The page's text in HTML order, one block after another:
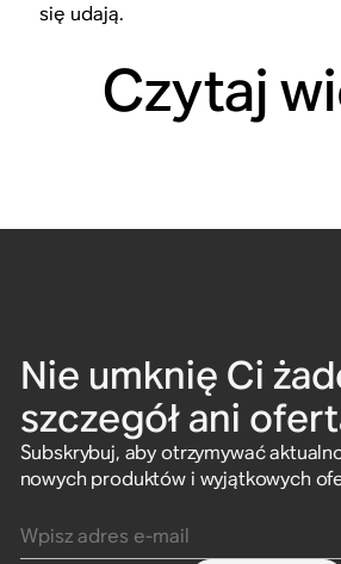
się udają.
Czytaj
Nie umknię Ci
szczegół ani
Subskrybuj, aby otrzymywać
nowych produktów i wyjątkowych